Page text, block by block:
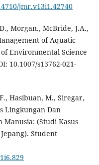
jmr.v13i1.42740
Morgan., McBride, J.A.,
of Aquatic
Environmental Science
10.1007/s13762-021-
Hasibuan, M., Siregar,
Lingkungan Dan
(Studi Kasus
Student